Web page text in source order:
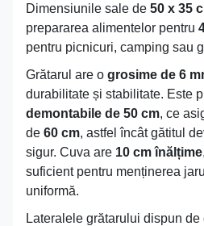
Dimensiunile sale de 50 x 35
prepararea alimentelor pentru
pentru picnicuri, camping sau
Grătarul are o grosime de 6
durabilitate și stabilitate. Este
demontabile de 50 cm, ce
de 60 cm, astfel încât gătitul
sigur. Cuva are 10 cm înălțime
suficient pentru menținerea
uniformă.
Lateralele grătarului dispun de